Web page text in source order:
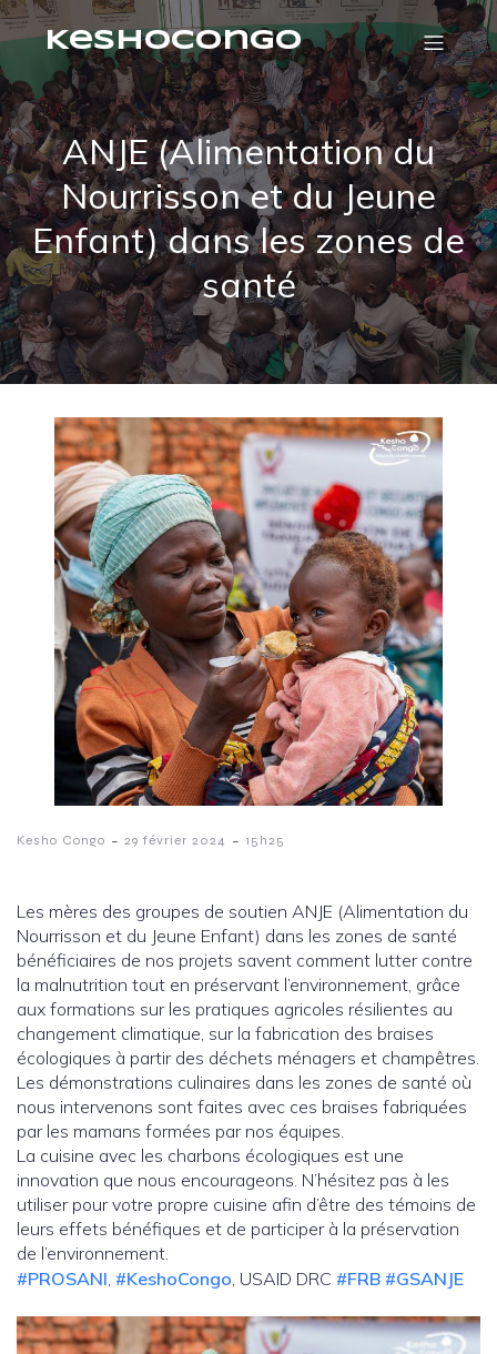
KeshoCongo
ANJE (Alimentation du
Nourrisson et du Jeune
Enfant) dans les zones de
santé
Kesho Congo - 29 février 2024 - 15h25
Les mères des groupes de soutien ANJE (Alimentation du
Nourrisson et du Jeune Enfant) dans les zones de santé
bénéficiaires de nos projets savent comment lutter contre
la malnutrition tout en préservant l’environnement, grâce
aux formations sur les pratiques agricoles résilientes au
changement climatique, sur la fabrication des braises
écologiques à partir des déchets ménagers et champêtres.
Les démonstrations culinaires dans les zones de santé où
nous intervenons sont faites avec ces braises fabriquées
par les mamans formées par nos équipes.
La cuisine avec les charbons écologiques est une
innovation que nous encourageons. N’hésitez pas à les
utiliser pour votre propre cuisine afin d’être des témoins de
leurs effets bénéfiques et de participer à la préservation
de l’environnement.
#PROSANI, #KeshoCongo, USAID DRC #FRB #GSANJE